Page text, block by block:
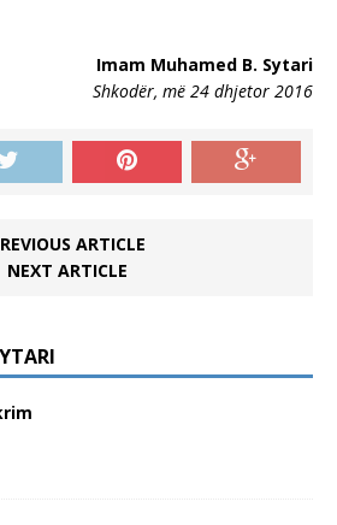
Imam Muhamed B. Sytari
Shkodër, më 24 dhjetor 2016
ARTICLE
NEXT ARTICLE